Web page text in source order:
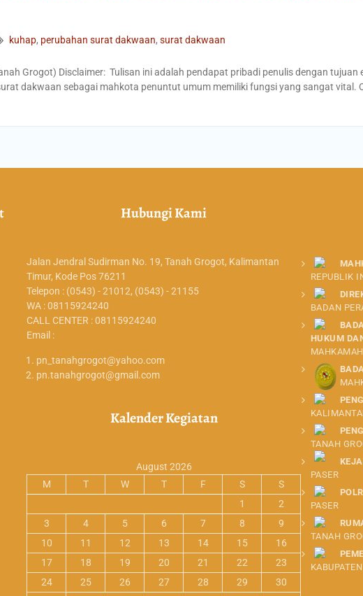
kuhap, perubahan surat dakwaan, surat dakwaan
Grogot) Disclaimer: Tulisan ini adalah pendapat pribadi penulis dengan
dakwaan sebagai mahkota penuntut umum memiliki fungsi yang sangat vital.
Hubungi Kami
Jalan Jendral Sudirman No. 19, Tanah Grogot, Kalimantan
Timur, Kode Pos 76211
Telepon : (0543) - 21012, (0543) - 21155
WA : 08115924240
CALL CENTER : 08115924240
Email :
pn_tanahgrogot@yahoo.com
pn.tanahgrogot@gmail.com
Kalender Kegiatan
August 2026
M
T W T F S
S
1
2
3
4 5 6 7 8
9
10
11 12 13 14 15
16
17
18 19 20 21 22
23
24
25 26 27 28 29 30
REPUBLIK
BADAN
HUKUM
TANAH
PASER
PASER
TANAH